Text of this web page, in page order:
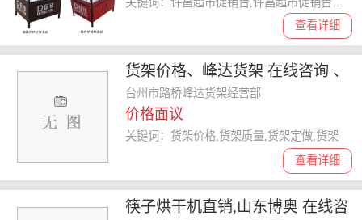
查看详细
货架价格、峰达货架 在线咨询 、
货架
台州市路桥峰达货架经营部
价格面议
查看详细
关键词：货架价格,货架质量,货架定做,货架
筷子烘干机直销,山东博奥 在线咨